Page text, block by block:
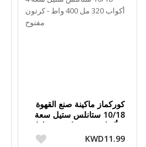
كوركماز ماكينة صنع القهوة
10/18 ستانلس ستيل سعة
4 أكواب 320 مل 400 واط
- كرتون مفتوح
KWD11.99